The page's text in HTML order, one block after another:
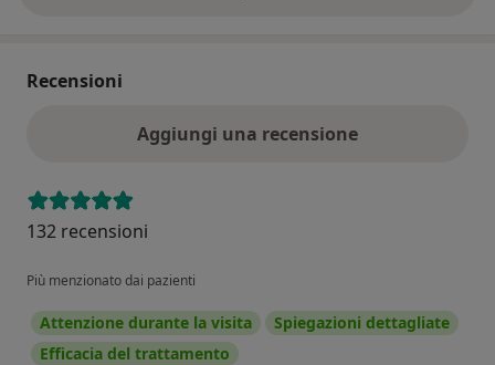
Recensioni
Aggiungi una recensione
132 recensioni
Più menzionato dai pazienti
Attenzione durante la visita
Spiegazioni dettagliate
Efficacia del trattamento